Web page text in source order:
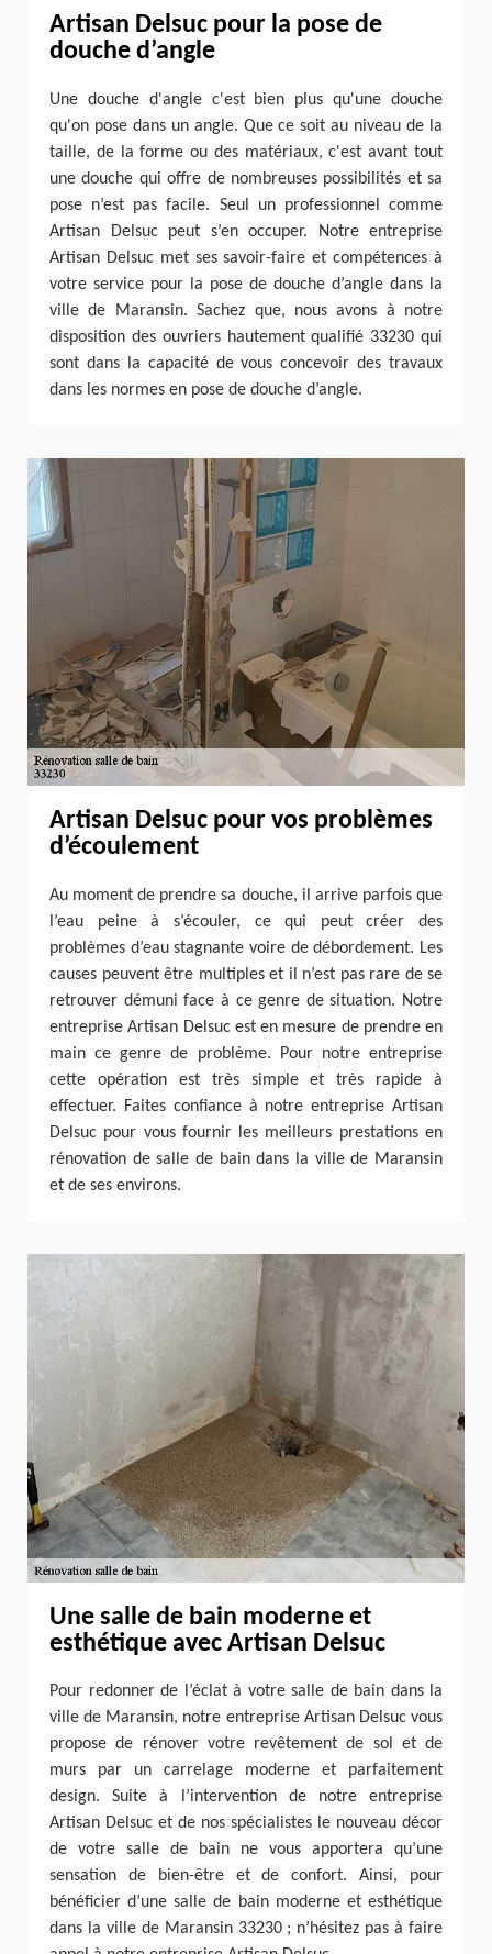
Artisan Delsuc pour la pose de
douche d’angle
Une douche d'angle c'est bien plus qu'une douche
qu'on pose dans un angle. Que ce soit au niveau de la
taille, de la forme ou des matériaux, c'est avant tout
une douche qui offre de nombreuses possibilités et sa
pose n’est pas facile. Seul un professionnel comme
Artisan Delsuc peut s’en occuper. Notre entreprise
Artisan Delsuc met ses savoir-faire et compétences à
votre service pour la pose de douche d’angle dans la
ville de Maransin. Sachez que, nous avons à notre
disposition des ouvriers hautement qualifié 33230 qui
sont dans la capacité de vous concevoir des travaux
dans les normes en pose de douche d’angle.
Artisan Delsuc pour vos problèmes
d’écoulement
Au moment de prendre sa douche, il arrive parfois que
l’eau peine à s’écouler, ce qui peut créer des
problèmes d’eau stagnante voire de débordement. Les
causes peuvent être multiples et il n’est pas rare de se
retrouver démuni face à ce genre de situation. Notre
entreprise Artisan Delsuc est en mesure de prendre en
main ce genre de problème. Pour notre entreprise
cette opération est très simple et très rapide à
effectuer. Faites confiance à notre entreprise Artisan
Delsuc pour vous fournir les meilleurs prestations en
rénovation de salle de bain dans la ville de Maransin
et de ses environs.
Une salle de bain moderne et
esthétique avec Artisan Delsuc
Pour redonner de l’éclat à votre salle de bain dans la
ville de Maransin, notre entreprise Artisan Delsuc vous
propose de rénover votre revêtement de sol et de
murs par un carrelage moderne et parfaitement
design. Suite à l’intervention de notre entreprise
Artisan Delsuc et de nos spécialistes le nouveau décor
de votre salle de bain ne vous apportera qu’une
sensation de bien-être et de confort. Ainsi, pour
bénéficier d’une salle de bain moderne et esthétique
dans la ville de Maransin 33230 ; n’hésitez pas à faire